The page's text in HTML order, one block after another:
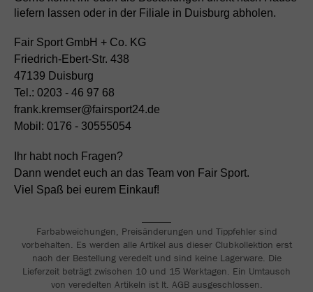
liefern lassen oder in der Filiale in Duisburg abholen.
Fair Sport GmbH + Co. KG
Friedrich-Ebert-Str. 438
47139 Duisburg
Tel.: 0203 - 46 97 68
frank.kremser@fairsport24.de
Mobil: 0176 - 30555054
Ihr habt noch Fragen?
Dann wendet euch an das Team von Fair Sport.
Viel Spaß bei eurem Einkauf!
Farbabweichungen, Preisänderungen und Tippfehler sind
vorbehalten. Es werden alle Artikel aus dieser Clubkollektion erst
nach der Bestellung veredelt und sind keine Lagerware. Die
Lieferzeit beträgt zwischen 10 und 15 Werktagen. Ein Umtausch
von veredelten Artikeln ist lt. AGB ausgeschlossen.